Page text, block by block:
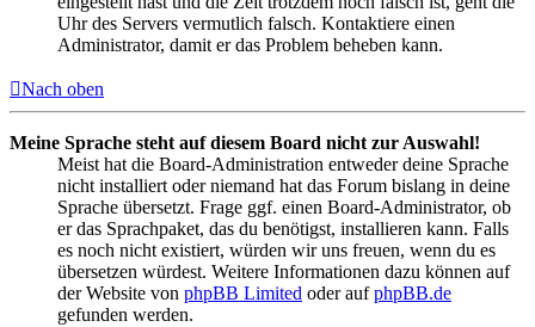
Uhr des Servers vermutlich falsch. Kontaktiere einen
Administrator, damit er das Problem beheben kann.
Nach oben
Meine Sprache steht auf diesem Board nicht zur Auswahl!
Meist hat die Board-Administration entweder deine Sprache
nicht installiert oder niemand hat das Forum bislang in deine
Sprache übersetzt. Frage ggf. einen Board-Administrator, ob
er das Sprachpaket, das du benötigst, installieren kann. Falls
es noch nicht existiert, würden wir uns freuen, wenn du es
übersetzen würdest. Weitere Informationen dazu können auf
der Website von phpBB Limited oder aufphpBB.de
gefunden werden.